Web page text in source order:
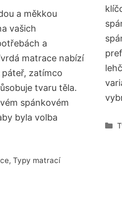
a měkkou
vašich
a
matrace nabízí
zatímco
tvaru těla.
spánkovém
byla volba
,Typy matrací